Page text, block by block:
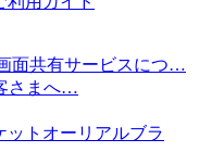
面共有サービスにつ…
さまへ…
ットオーリアルブラ